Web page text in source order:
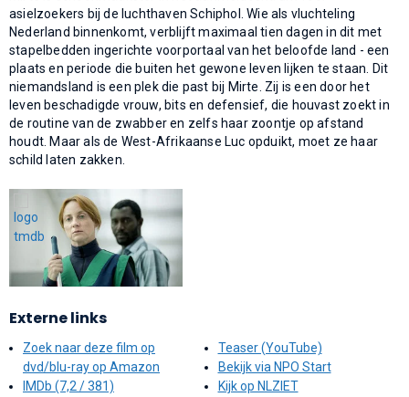
asielzoekers bij de luchthaven Schiphol. Wie als vluchteling
Nederland binnenkomt, verblijft maximaal tien dagen in dit met
stapelbedden ingerichte voorportaal van het beloofde land - een
plaats en periode die buiten het gewone leven lijken te staan. Dit
niemandsland is een plek die past bij Mirte. Zij is een door het
leven beschadigde vrouw, bits en defensief, die houvast zoekt in
de routine van de zwabber en zelfs haar zoontje op afstand
houdt. Maar als de West-Afrikaanse Luc opduikt, moet ze haar
schild laten zakken.
Externe links
Zoek naar deze film op
dvd/blu-ray op Amazon
IMDb (7,2 / 381)
Teaser (YouTube)
Bekijk via NPO Start
Kijk op NLZIET